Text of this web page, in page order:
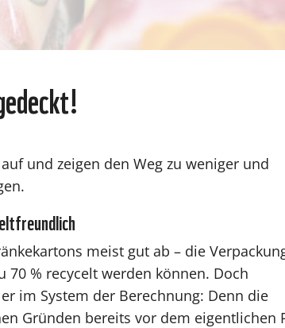
und zeigen den Weg zu weniger und
meist gut ab – die
70 % recycelt werden können. Doch
im System der Berechnung: Denn die
Gründen bereits vor dem eigentlichen
Deine Auswahl kannst du
entsprechenden Link im